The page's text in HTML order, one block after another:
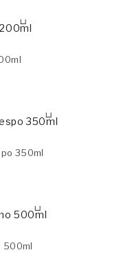
350ml
500ml